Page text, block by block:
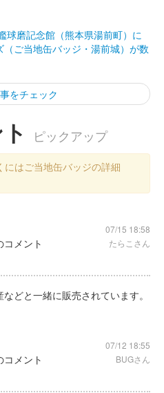
球磨記念館（熊本県湯前町）に
ご当地缶バッジ・湯前城）が数
をチェック
ピックアップ
はご当地缶バッジの詳細
07/15 18:58
たらこさん
コメント
どと一緒に販売されています。
07/12 18:55
BUGさん
コメント